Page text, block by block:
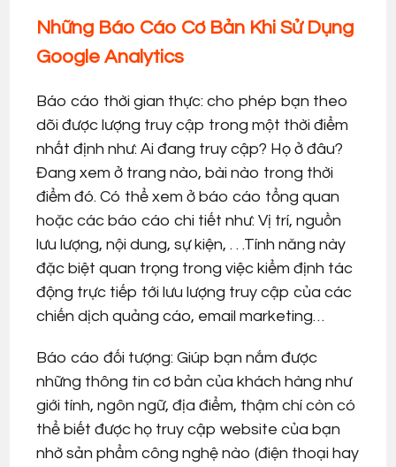
Những Báo Cáo Cơ Bản Khi Sử Dụng
Google Analytics
Báo cáo thời gian thực: cho phép bạn theo
dõi được lượng truy cập trong một thời điểm
nhất định như: Ai đang truy cập? Họ ở đâu?
Đang xem ở trang nào, bài nào trong thời
điểm đó. Có thể xem ở báo cáo tổng quan
hoặc các báo cáo chi tiết như: Vị trí, nguồn
lưu lượng, nội dung, sự kiện, . . .Tính năng này
đặc biệt quan trọng trong việc kiểm định tác
động trực tiếp tới lưu lượng truy cập của các
chiến dịch quảng cáo, email marketing…
Báo cáo đối tượng: Giúp bạn nắm được
những thông tin cơ bản của khách hàng như
giới tính, ngôn ngữ, địa điểm, thậm chí còn có
thể biết được họ truy cập website của bạn
nhờ sản phẩm công nghệ nào (điện thoại hay